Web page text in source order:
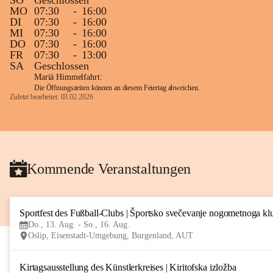
MO 07:30 - 16:00
DI
07:30 - 16:00
MI
07:30 - 16:00
DO
07:30 - 16:00
FR
07:30 - 13:00
SA
Geschlossen
Mariä Himmelfahrt:
Die Öffnungszeiten können an diesem Feiertag abweichen.
Zuletzt bearbeitet: 03.02.2026
Kommende Veranstaltungen
Sportfest des Fußball-Clubs | Športsko svečevanje nogometnoga
Do., 13. Aug. - So., 16. Aug.
Oslip, Eisenstadt-Umgebung, Burgenland, AUT
Kirtagsausstellung des Künstlerkreises | Kiritofska izložba